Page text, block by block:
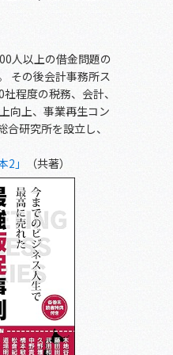
人以上の借金問題の
その後会計事務所ス
程度の税務、会計、
向上、事業再生コン
研究所を設立し、
2」 （共著）